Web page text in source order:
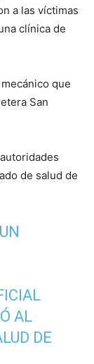
a las víctimas
clínica de
que
San
de salud de
AL
DE